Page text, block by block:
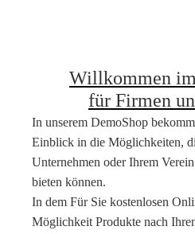
Willkommen
für Firmen
In unserem DemoShop
Einblick in die Möglichkeiten,
Unternehmen oder Ihrem
bieten können.
In dem Für Sie kostenlosen
Möglichkeit Produkte nach